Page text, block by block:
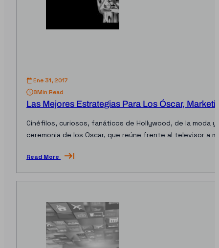
Las Mejores Estrategias Para Los Óscar,
Cinéfilos, curiosos, fanáticos de Hollywood, de la moda
ceremonia de los Oscar, que reúne frente al televisor a
Ene 31, 2017
Min Read
8
Read More